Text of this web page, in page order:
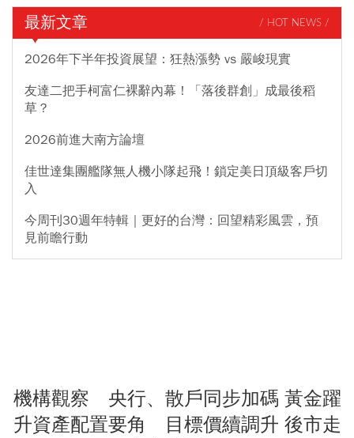
最新文章 / HOT NEWS /
2026年下半年投資展望：狂熱漲勢 vs 嚴峻現實
友達二把手柯富仁裸辭內幕！「落後群創」成最後稻
草？
2026前進大南方論壇
佳世達集團艦隊無人機小隊起飛！鎖定美日頂級客戶切
入
今周刊30週年特輯｜更好的台灣：回望精彩風雲，預
見前瞻行動
機構觀察 央行、散戶同步加碼 黃金躍
升資產配置要角 目標價續調升 後市走